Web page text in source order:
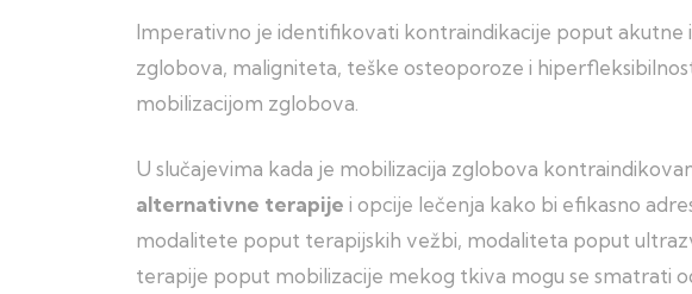
Imperativno je identifikovati kontraindikacije poput akutne
zglobova, maligniteta, teške osteoporoze i
mobilizacijom zglobova.
U slučajevima kada je mobilizacija zglobova
alternativne terapije i opcije lečenja kako bi efikasno
modalitete poput terapijskih vežbi, modaliteta poput
terapije poput mobilizacije mekog tkiva mogu se smatrati